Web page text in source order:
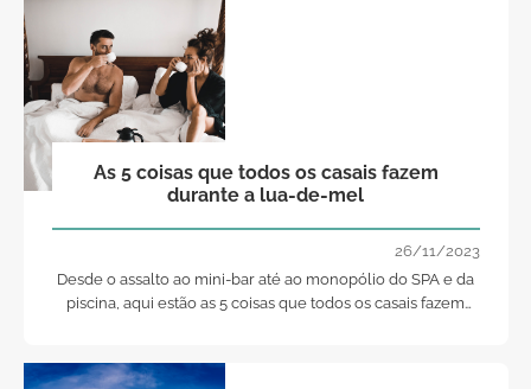
As 5 coisas que todos os casais fazem
durante a lua-de-mel
26/11/2023
Desde o assalto ao mini-bar até ao monopólio do SPA e da
piscina, aqui estão as 5 coisas que todos os casais fazem